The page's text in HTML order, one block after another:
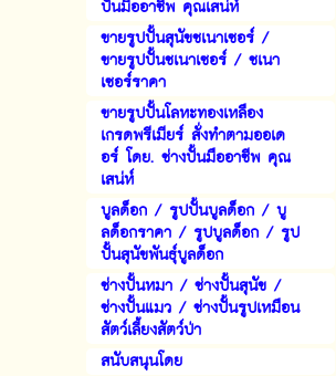
ปั้นมืออาชีพ คุณเสน่ห์
ขายรูปปั้นสุนัขชเนาเซอร์ /
ขายรูปปั้นชเนาเซอร์ / ชเนา
เซอร์ราคา
ขายรูปปั้นโลหะทองเหลือง
เกรดพรีเมียร์ สั่งทำตามออเด
อร์ โดย. ช่างปั้นมืออาชีพ คุณ
เสน่ห์
บูลด็อก / รูปปั้นบูลด็อก / บู
ลด็อกราคา / รูปบูลด็อก / รูป
ปั้นสุนัขพันธุ์บูลด็อก
ช่างปั้นหมา / ช่างปั้นสุนัข /
ช่างปั้นแมว / ช่างปั้นรูปเหมือน
สัตว์เลี้ยงสัตว์ป่า
สนับสนุนโดย